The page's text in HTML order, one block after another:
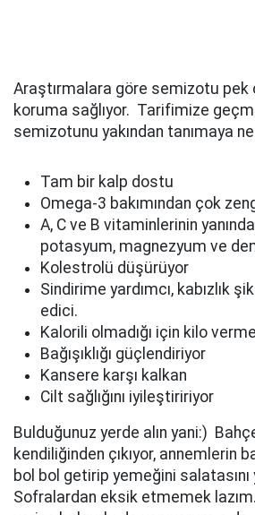
Araştırmalara göre semizotu pek
koruma sağlıyor. Tarifimize
semizotunu yakından tanımaya
Tam bir kalp dostu
Omega-3 bakımından çok
A, C ve B vitaminlerinin
potasyum, magnezyum ve
Kolestrolü düşürüyor
Sindirime yardımcı, kabızlık
edici.
Kalorili olmadığı için kilo
Bağışıklığı güçlendiriyor
Kansere karşı kalkan
Cilt sağlığını iyileştiririyor
Bulduğunuz yerde alın yani:)
kendiliğinden çıkıyor, annemlerin
bol bol getirip yemeğini salatasını
Sofralardan eksik etmemek